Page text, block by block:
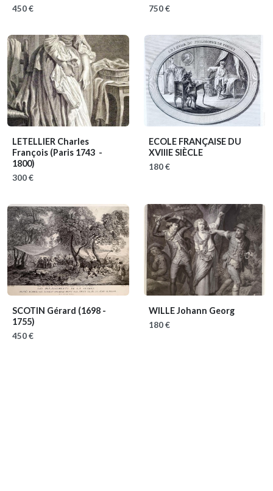
450 € 750 €
LETELLIER Charles
François (Paris 1743 -
1800)
300 €
ECOLE FRANÇAISE DU
XVIIIE SIÈCLE
180 €
SCOTIN Gérard (1698 -
1755)
450 €
WILLE Johann Georg
180 €